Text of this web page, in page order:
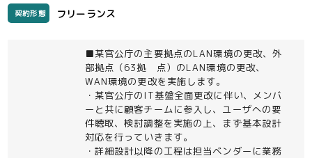
契約形態 フリーランス
■某官公庁の主要拠点のLAN環境の更改、外
部拠点（63拠 点）のLAN環境の更改、
WAN環境の更改を実施します。
・某官公庁のIT基盤全面更改に伴い、メンバ
ーと共に顧客チームに参入し、ユーザへの要
件聴取、検討調整を実施の上、まず基本設計
対応を行っていきます。
・詳細設計以降の工程は担当ベンダーに業務